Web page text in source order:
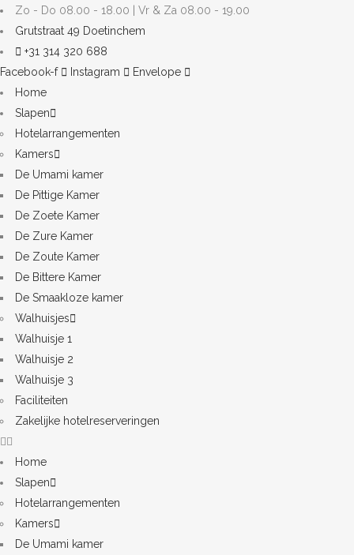
Zo - Do 08.00 - 18.00 | Vr & Za 08.00 - 19.00
Grutstraat 49 Doetinchem
+31 314 320 688
Facebook-f
Instagram
Envelope
Home
Slapen
Hotelarrangementen
Kamers
De Umami kamer
De Pittige Kamer
De Zoete Kamer
De Zure Kamer
De Zoute Kamer
De Bittere Kamer
De Smaakloze kamer
Walhuisjes
Walhuisje 1
Walhuisje 2
Walhuisje 3
Faciliteiten
Zakelijke hotelreserveringen
Home
Slapen
Hotelarrangementen
Kamers
De Umami kamer